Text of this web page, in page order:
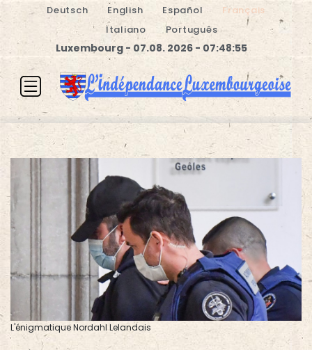
Deutsch English Español
Français
Italiano
Português
Luxembourg - 07.08. 2026 - 07:48:56
L'énigmatique Nordahl Lelandais